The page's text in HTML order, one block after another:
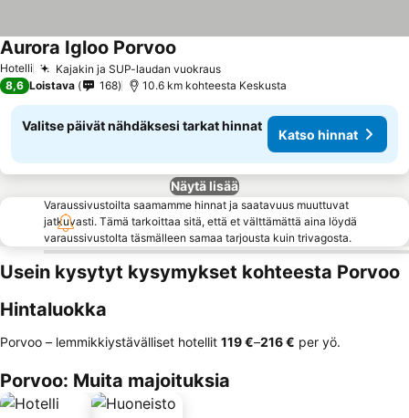
Hotelli Kajakin ja SUP-laudan vuokraus
Aurora Igloo Porvoo
8,6 Loistava 168 10.6 km kohteesta Keskusta
Valitse päivät nähdäksesi tarkat hinnat
Katso hinnat
Näytä lisää
Varaussivustoilta saamamme hinnat ja saatavuus muuttuvat
jatkuvasti. Tämä tarkoittaa sitä, että et välttämättä aina löydä
varaussivustolta täsmälleen samaa tarjousta kuin trivagosta.
Usein kysytyt kysymykset kohteesta Porvoo
Hintaluokka
Porvoo – lemmikkiystävälliset hotellit ‎119 €–‎216 € per yö.
Porvoo: Muita majoituksia